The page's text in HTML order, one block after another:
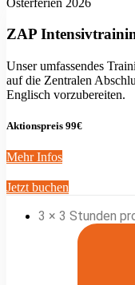
Osterferien 2026
ZAP
Unser umfassendes
auf die Zentralen
Englisch vorzubereiten.
Aktionspreis 99€
Mehr Infos
Jetzt buchen
3 × 3 Stunden